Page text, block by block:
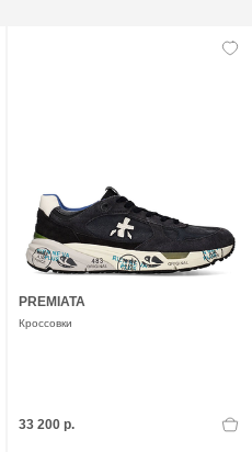
PREMIATA
Кроссовки
33 200 р.